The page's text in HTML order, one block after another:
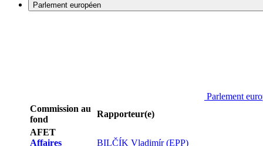
Parlement européen
Parlement
Commission au
fond
Rapporteur(e)
AFET
Affaires
BILČÍK Vladimír (EPP)